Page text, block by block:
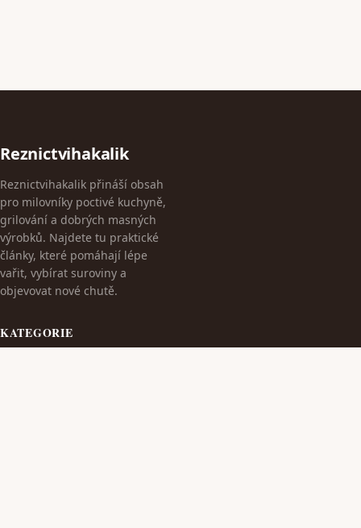
Reznictvihakalik
Reznictvihakalik přináší obsah
pro milovníky poctivé kuchyně,
grilování a dobrých masných
výrobků. Najdete tu praktické
články, které pomáhají lépe
vařit, vybírat suroviny a
objevovat nové chutě.
KATEGORIE